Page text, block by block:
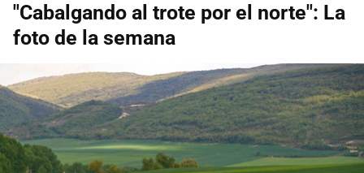
"Cabalgando al trote por el norte": La
foto de la semana